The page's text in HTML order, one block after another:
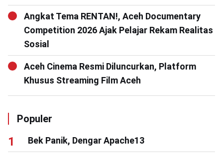
Angkat Tema RENTAN!, Aceh Documentary
Competition 2026 Ajak Pelajar Rekam Realitas
Sosial
Aceh Cinema Resmi Diluncurkan, Platform
Khusus Streaming Film Aceh
Populer
Bek Panik, Dengar Apache13